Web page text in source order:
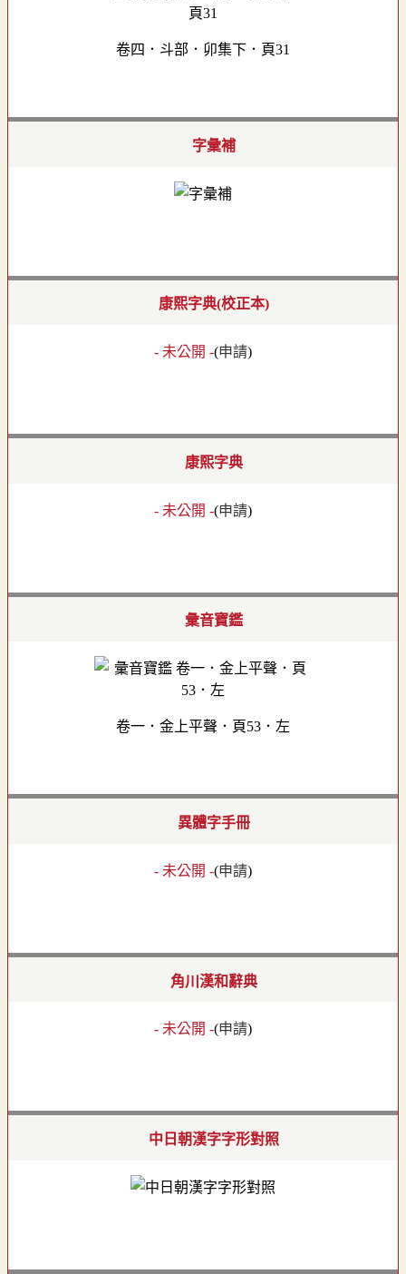
卷四．斗部．卯集下．頁31
字彙補
康熙字典(校正本)
- 未公開 -(申請)
康熙字典
- 未公開 -(申請)
彙音寶鑑
卷一．金上平聲．頁53．左
異體字手冊
- 未公開 -(申請)
角川漢和辭典
- 未公開 -(申請)
中日朝漢字字形對照